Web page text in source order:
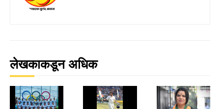
लेखकाकडून अधिक